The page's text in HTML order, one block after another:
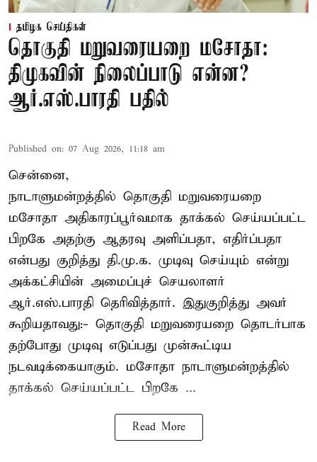
தமிழக செய்திகள்
தொகுதி மறுவரையறை மசோதா:
திமுகவின் நிலைப்பாடு என்ன?
ஆர்.எஸ்.பாரதி பதில்
Published on: 07 Aug 2026, 11:18 am
சென்னை,
நாடாளுமன்றத்தில் தொகுதி மறுவரையறை
மசோதா அதிகாரப்பூர்வமாக தாக்கல் செய்யப்பட்ட
பிறகே அதற்கு ஆதரவு அளிப்பதா, எதிர்ப்பதா
என்பது குறித்து தி.மு.க. முடிவு செய்யும் என்று
அக்கட்சியின் அமைப்புச் செயலாளர்
ஆர்.எஸ்.பாரதி தெரிவித்தார். இதுகுறித்து அவர்
கூறியதாவது:- தொகுதி மறுவரையறை தொடர்பாக
தற்போது முடிவு எடுப்பது முன்கூட்டிய
நடவடிக்கையாகும். மசோதா நாடாளுமன்றத்தில்
தாக்கல் செய்யப்பட்ட பிறகே ...
Read More